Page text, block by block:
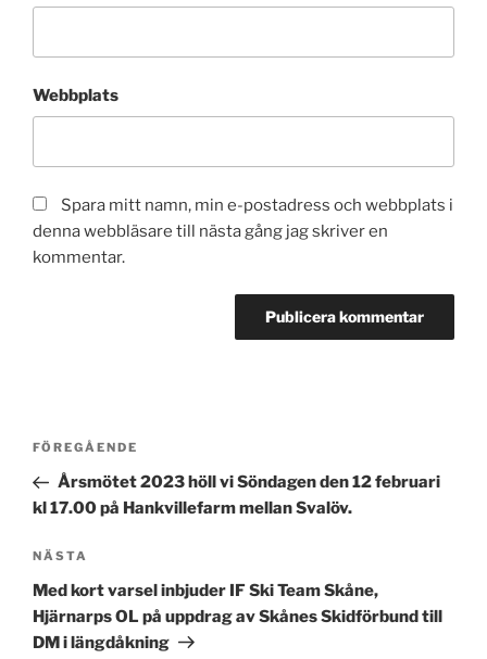
Webbplats
Spara mitt namn, min e-postadress och webbplats i
denna webbläsare till nästa gång jag skriver en
kommentar.
Inläggsnavigering
Föregående
inlägg
FÖREGÅENDE
Årsmötet 2023 höll vi Söndagen den 12 februari
kl 17.00 på Hankvillefarm mellan Svalöv.
Nästa
inlägg
NÄSTA
Med kort varsel inbjuder IF Ski Team Skåne,
Hjärnarps OL på uppdrag av Skånes Skidförbund till
DM i längdåkning